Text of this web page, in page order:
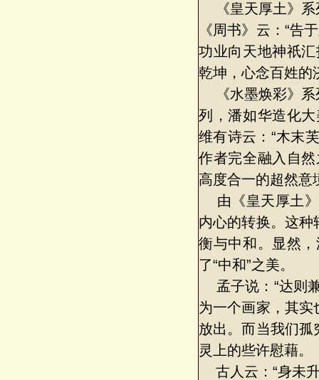
《皇天厚土》系
《周书》云：“告
功业向天地神祇
乾坤，心念百姓的
《水墨焕彩》系
列，潘如华造化
维有诗云：“木末
作者完全融入自
高度合一的超然意
由《皇天厚土》
内心的转换。这种
衡与中和。显然
了“中和”之美。
孟子说：“达则
为一个画家，其实
放出。而当我们孤
灵上的些许慰藉。
古人云：“身未